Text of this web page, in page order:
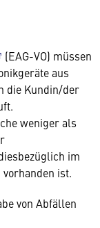
(EAG-VO) müssen
aus
die Kundin/der
weniger als
im
ist.
von Abfällen